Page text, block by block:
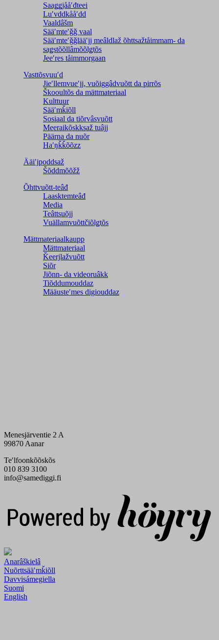
Saaǥǥjååʹđteei
Luʹvddkååʹdd
Vaaldâšm
Sääʹmteʹǧǧ vaal
Sääʹmteʹǧǧlääʹjj meâldlaž õhttsažtåimmam- da
saǥstõõllâmõõlǥtõs
Jeeʹres tåimmorgaan
Vasttõsvuuʹd
Jieʹllemvueʹjj, vuõiggâdvuõtt da pirrõs
Škooultõs da mättmateriaal
Kulttuur
Sääʹmǩiõll
Sosiaal da tiõrvâsvuõtt
Meeraikõskksaž tuâjj
Päärna da nuõr
Haʹŋǩǩõõzz
Ääiʹjpoddsaž
Šõddmõõžž
Õhttvuõtt-teâđ
Laasktemteâđ
Media
Teâttsuõjj
Vuällamvuõttčiõlǥtõs
Mättmateriaalkaupp
Mättmateriaal
Ǩeerjlažvuõtt
Siõr
Jiõnn- da videoruâkk
Tiõddumouddaz
Määusteʹmes digiouddaz
Menesjärventie 2 A
99870 Aanar
Teʹlfoonkõõskõs
010 839 3100
info@samediggi.fi
Anarâškielâ
Nuõrttsääʹmǩiõll
Davvisámegiella
Suomi
English